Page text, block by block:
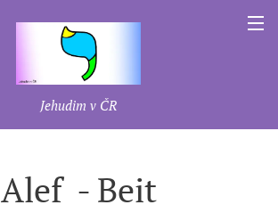
Jehudim v ČR
Alef - Beit